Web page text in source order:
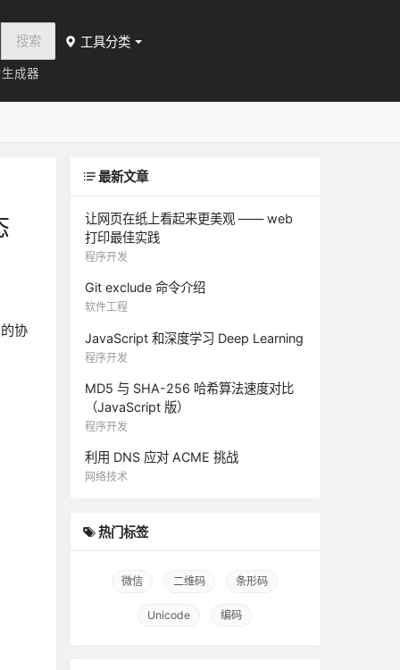
搜索
成器
工具分类
协
最新文章
让网页在纸上看起来更美观 —— web
打印最佳实践
程序开发
Git exclude 命令介绍
软件工程
JavaScript 和深度学习 Deep Learning
程序开发
MD5 与 SHA-256 哈希算法速度对比
（JavaScript 版）
程序开发
利用 DNS 应对 ACME 挑战
网络技术
热门标签
微信 二维码 条形码
Unicode 编码